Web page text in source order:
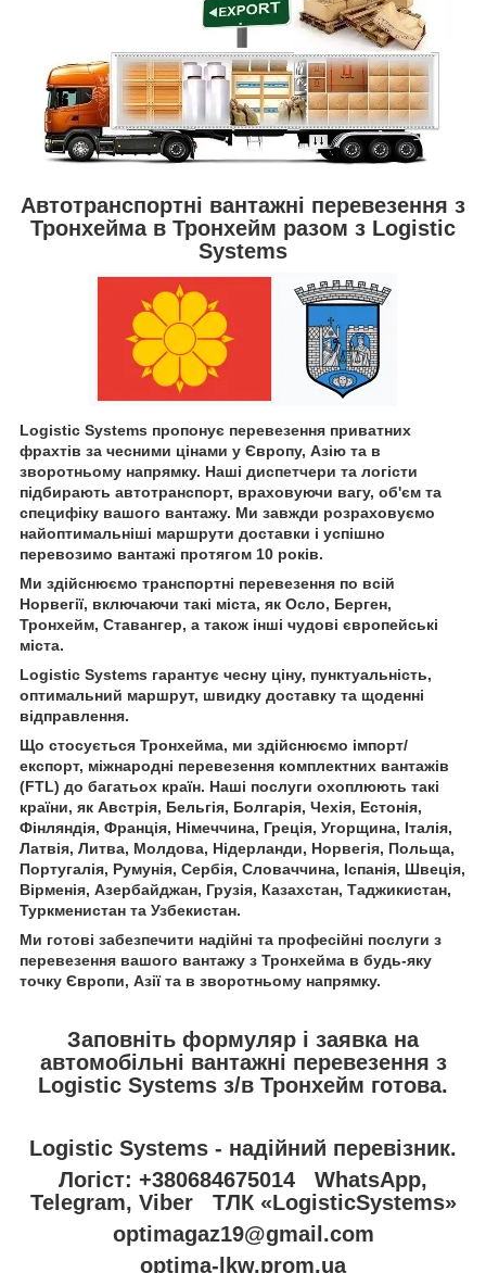
Автотранспортні вантажні перевезення з
Тронхейма в Тронхейм разом з Logistic
Systems
Logistic Systems пропонує перевезення приватних
фрахтів за чесними цінами у Європу, Азію та в
зворотньому напрямку. Наші диспетчери та логісти
підбирають автотранспорт, враховуючи вагу, об'єм та
специфіку вашого вантажу. Ми завжди розраховуємо
найоптимальніші маршрути доставки і успішно
перевозимо вантажі протягом 10 років.
Ми здійснюємо транспортні перевезення по всій
Норвегії, включаючи такі міста, як Осло, Берген,
Тронхейм, Ставангер, а також інші чудові європейські
міста.
Logistic Systems гарантує чесну ціну, пунктуальність,
оптимальний маршрут, швидку доставку та щоденні
відправлення.
Що стосується Тронхейма, ми здійснюємо імпорт/
експорт, міжнародні перевезення комплектних вантажів
(FTL) до багатьох країн. Наші послуги охоплюють такі
країни, як Австрія, Бельгія, Болгарія, Чехія, Естонія,
Фінляндія, Франція, Німеччина, Греція, Угорщина, Італія,
Латвія, Литва, Молдова, Нідерланди, Норвегія, Польща,
Португалія, Румунія, Сербія, Словаччина, Іспанія, Швеція,
Вірменія, Азербайджан, Грузія, Казахстан, Таджикистан,
Туркменистан та Узбекистан.
Ми готові забезпечити надійні та професійні послуги з
перевезення вашого вантажу з Тронхейма в будь-яку
точку Європи, Азії та в зворотньому напрямку.
Заповніть формуляр і заявка на
автомобільні вантажні перевезення з
Logistic Systems з/в Тронхейм готова.
Logistic Systems - надійний перевізник.
Логіст: +380684675014 WhatsApp,
Telegram, Viber ТЛК «LogisticSystems»
optimagaz19@gmail.com
optima-lkw.prom.ua